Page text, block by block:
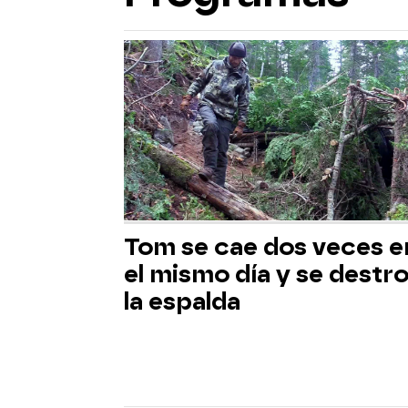
Tom se cae dos veces
el mismo día y se
la espalda